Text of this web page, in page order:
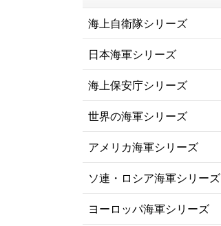
海上自衛隊シリーズ
日本海軍シリーズ
海上保安庁シリーズ
世界の海軍シリーズ
アメリカ海軍シリーズ
ソ連・ロシア海軍シリーズ
ヨーロッパ海軍シリーズ